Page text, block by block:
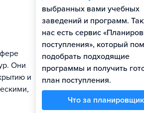
Они
и
выбранных вами учебных
заведений и программ.
нас есть сервис
поступления», который
подобрать подходящие
программы и получить
план поступления.
Что за